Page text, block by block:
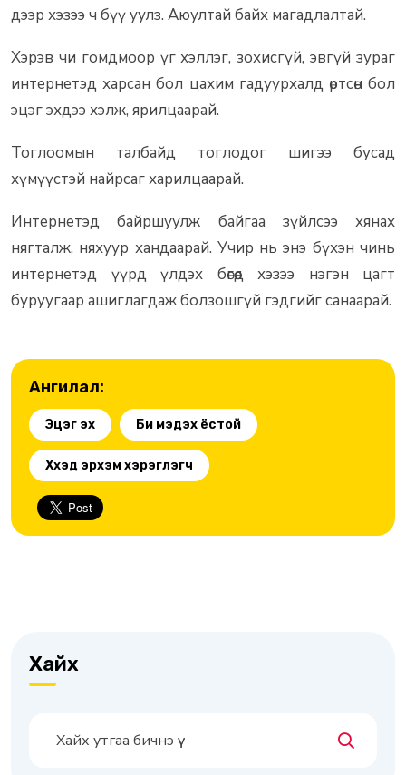
дээр хэзээ ч бүү уулз. Аюултай байх магадлалтай.
Хэрэв чи гомдмоор үг хэллэг, зохисгүй, эвгүй зураг
интернетэд харсан бол цахим гадуурхалд өртсөн бол
эцэг эхдээ хэлж, ярилцаарай.
Тоглоомын талбайд тоглодог шигээ бусад
хүмүүстэй найрсаг харилцаарай.
Интернетэд байршуулж байгаа зүйлсээ хянах
нягталж, няхуур хандаарай. Учир нь энэ бүхэн чинь
интернетэд үүрд үлдэх бөгөөд хэзээ нэгэн цагт
буруугаар ашиглагдаж болзошгүй гэдгийг санаарай.
Ангилал:
Эцэг эх Би мэдэх ёстой
Хүүхэд эрхэм хэрэглэгч
Хайх